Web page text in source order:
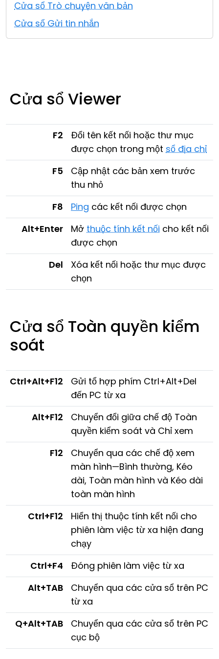
Cửa sổ Trò chuyện văn bản
Cửa sổ Gửi tin nhắn
Cửa sổ Viewer
F2
Đổi tên kết nối hoặc thư mục
được chọn trong một sổ địa chỉ
F5
Cập nhật các bản xem trước
thu nhỏ
F8
Ping các kết nối được chọn
Alt+Enter
Mở thuộc tính kết nối cho kết nối
được chọn
Del
Xóa kết nối hoặc thư mục được
chọn
Cửa sổ Toàn quyền kiểm
soát
Ctrl+Alt+F12
Gửi tổ hợp phím Ctrl+Alt+Del
đến PC từ xa
Alt+F12
Chuyển đổi giữa chế độ Toàn
quyền kiểm soát và Chỉ xem
F12
Chuyển qua các chế độ xem
màn hình—Bình thường, Kéo
dài, Toàn màn hình và Kéo dài
toàn màn hình
Ctrl+F12
Hiển thị thuộc tính kết nối cho
phiên làm việc từ xa hiện đang
chạy
Ctrl+F4
Đóng phiên làm việc từ xa
Alt+TAB
Chuyển qua các cửa sổ trên PC
từ xa
Q+Alt+TAB
Chuyển qua các cửa sổ trên PC
cục bộ
Đám mây & Tại chỗ